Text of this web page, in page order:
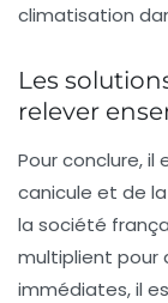
climatisation
Les
relever
Pour conclure, il
canicule et de la
la société
multiplient pour
immédiates, il